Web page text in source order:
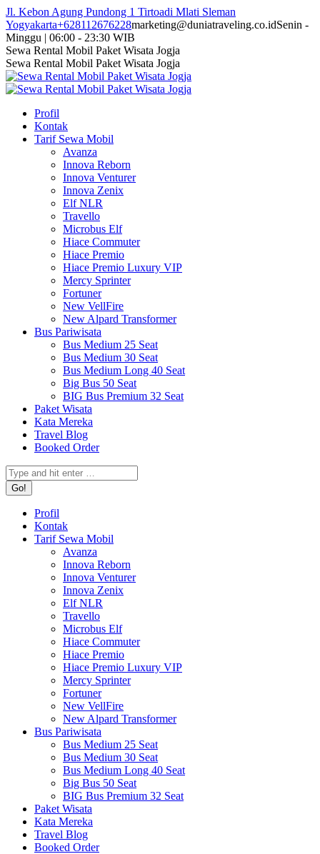
Skip
to
content
Jl. Kebon Agung Pundong 1 Tirtoadi Mlati Sleman
Yogyakarta+628112676228marketing@duniatraveling.co.idSenin -
Minggu | 06:00 - 23:30 WIB
Facebook
page
opens
in
window
Twitter
page
opens
in
window
Instagram
page
opens
in
window
YouTube
page
opens
in
window
Sewa Rental Mobil Paket Wisata Jogja
Sewa Rental Mobil Paket Wisata Jogja
Profil
Kontak
Tarif Sewa Mobil
Avanza
Innova Reborn
Innova Venturer
Innova Zenix
Elf NLR
Travello
Microbus Elf
Hiace Commuter
Hiace Premio
Hiace Premio Luxury VIP
Mercy Sprinter
Fortuner
New VellFire
New Alpard Transformer
Bus Pariwisata
Bus Medium 25 Seat
Bus Medium 30 Seat
Bus Medium Long 40 Seat
Big Bus 50 Seat
BIG Bus Premium 32 Seat
Paket Wisata
Kata Mereka
Travel Blog
Booked Order
Search:
Profil
Kontak
Tarif Sewa Mobil
Avanza
Innova Reborn
Innova Venturer
Innova Zenix
Elf NLR
Travello
Microbus Elf
Hiace Commuter
Hiace Premio
Hiace Premio Luxury VIP
Mercy Sprinter
Fortuner
New VellFire
New Alpard Transformer
Bus Pariwisata
Bus Medium 25 Seat
Bus Medium 30 Seat
Bus Medium Long 40 Seat
Big Bus 50 Seat
BIG Bus Premium 32 Seat
Paket Wisata
Kata Mereka
Travel Blog
Booked Order